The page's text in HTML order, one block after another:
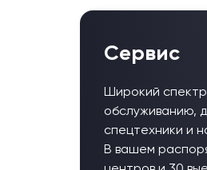
Сервис
Широкий спектр
обслуживанию,
спецтехники и
В вашем